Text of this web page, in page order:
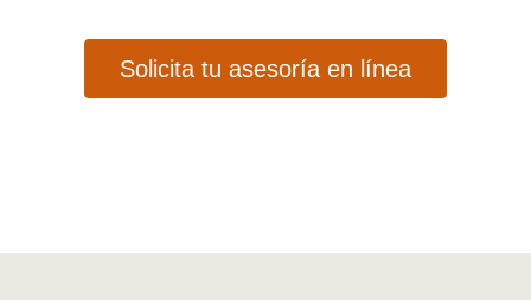
Solicita tu asesoría en línea